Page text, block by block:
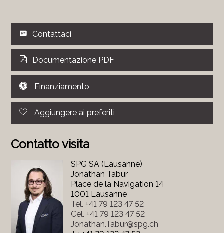
Contattaci
Documentazione PDF
Finanziamento
Aggiungere ai preferiti
Contatto visita
SPG SA (Lausanne)
Jonathan Tabur
Place de la Navigation 14
1001 Lausanne
Tel. +41 79 123 47 52
Cel. +41 79 123 47 52
Jonathan.Tabur@spg.ch